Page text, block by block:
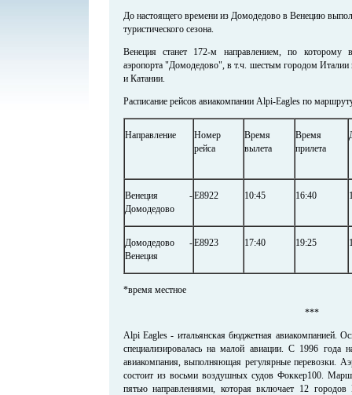
До настоящего времени из Домодедово в Венецию
туристического сезона.
Венеция станет 172-м направлением, по которому
аэропорта "Домодедово", в т.ч. шестым городом
и Катании.
Расписание рейсов авиакомпании Alpi-Eagles по
Направление
Номер
рейса
Время
вылета
Время
прилета
Венеция -
Домодедово
Е8922 10:45 16:40
Домодедово -
Венеция
Е8923 17:40 19:25
*время местное
***
Alpi Eagles - итальянская бюджетная авиакомпанией.
специализировалась на малой авиации. С 1996 года
авиакомпания, выполняющая регулярные перевозки.
состоит из восьми воздушных судов Фоккер100.
пятью направлениями, которая включает 12 городов